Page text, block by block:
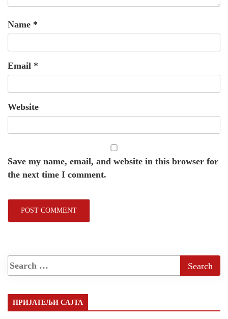
Name *
Email *
Website
Save my name, email, and website in this browser for
the next time I comment.
ПРИЈАТЕЉИ САЈТА